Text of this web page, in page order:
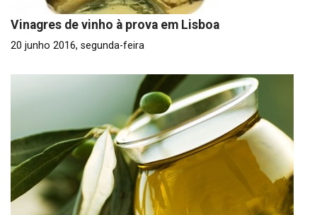
Vinagres de vinho à prova em Lisboa
20 junho 2016, segunda-feira